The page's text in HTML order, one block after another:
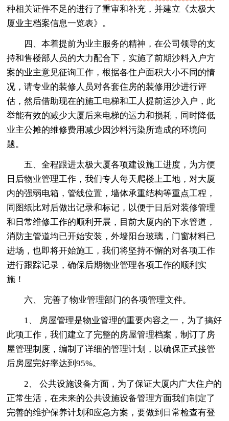
种相关证件不足的进行了重审和补充，并建立《太极大
厦业主档案信息一览表》。
四、本着提前为业主服务的精神，在公司领导的支
持和售楼部人员的大力配合下，实施了前期沙料入户方
案的业主意见征询工作，根据各住户面积大小不同的情
况，请专业的装修人员对各套住房的装修用沙进行评
估，然后借助现在的施工电梯和工人提前运沙入户，此
举能有效的减少大厦后来电梯的运力和损耗，同时降低
业主公摊的维修费用减少因沙料污染所造成的环境问
题。
五、全程跟进太极大厦各项建设施工进度，为方便
日后物业管理工作，我们专人每天爬楼上工地，对大厦
内的强弱电箱，管线位置，墙体承重结构等重点工程，
同图纸比对后做出记录和标记，以便于日后对装修管理
和日常维修工作的顺利开展，目前大厦内的下水管道，
消防主管道均已开始安装，外墙阳台玻璃，门窗材料已
进场，也即将开始施工，我们将坚持不懈的对各项工作
进行跟踪记录，确保后期物业管理各项工作的顺利实
施！
六、 完善了物业管理部门的各项管理文件。
1、 房屋管理是物业管理的重要内容之一，为了搞好
此项工作，我们建立了完整的房屋管理档案，制订了房
屋管理制度，编制了详细的管理计划，以确保正式接管
后房屋完好率达到95%。
2、 公共设施设备方面，为了保证大厦内广大住户的
正常生活，在未来的公共设施设备管理方面我们制定了
完善的维护保养计划和应急方案，要做到日常检查有登